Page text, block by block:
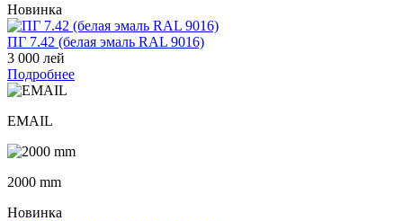
Новинка
ПГ 7.42 (белая эмаль RAL 9016)
3 000 лей
Подробнее
EMAIL
2000 mm
Новинка